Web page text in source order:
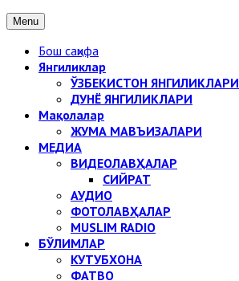
Menu
Бош саҳифа
Янгиликлар
ЎЗБЕКИСТОН ЯНГИЛИКЛАРИ
ДУНЁ ЯНГИЛИКЛАРИ
Мақолалар
ЖУМА МАВЪИЗАЛАРИ
МЕДИА
ВИДЕОЛАВҲАЛАР
СИЙРАТ
АУДИО
ФОТОЛАВҲАЛАР
MUSLIM RADIO
БЎЛИМЛАР
КУТУБХОНА
ФАТВО